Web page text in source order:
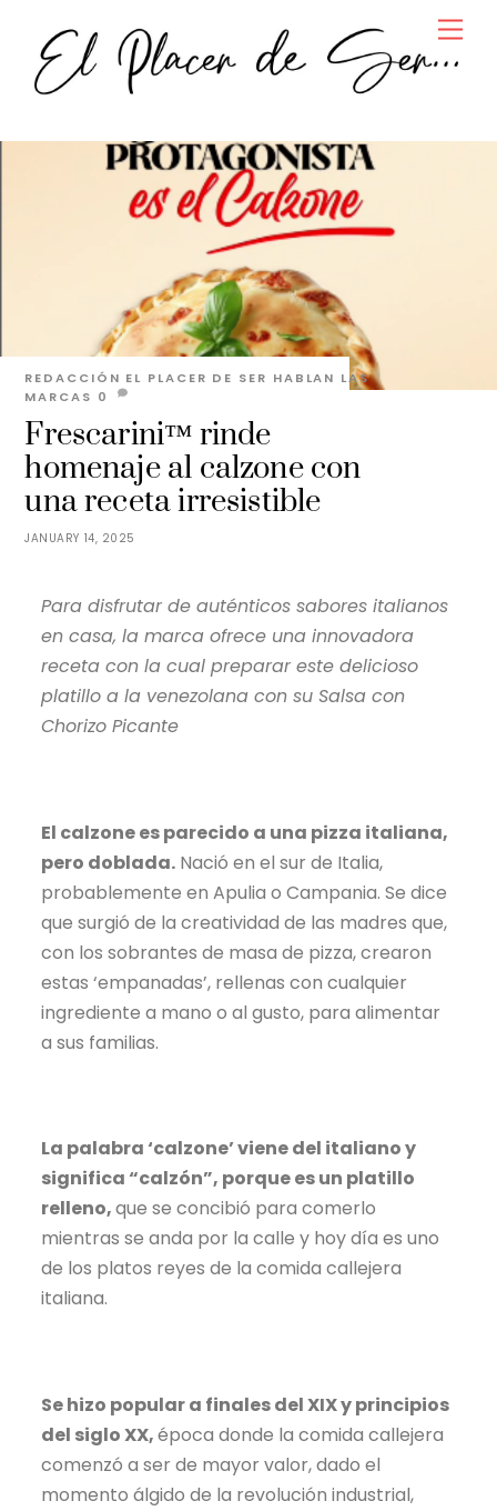
content
JANUARY 14, 2025
Frescarini™ rinde
homenaje al calzone con
una receta irresistible
REDACCIÓN EL PLACER DE SER HABLAN LAS
MARCAS 0
Para disfrutar de auténticos sabores italianos
en casa, la marca ofrece una innovadora
receta con la cual preparar este delicioso
platillo a la venezolana con su Salsa con
Chorizo Picante
El calzone es parecido a una pizza italiana,
pero doblada. Nació en el sur de Italia,
probablemente en Apulia o Campania. Se dice
que surgió de la creatividad de las madres que,
con los sobrantes de masa de pizza, crearon
estas ‘empanadas’, rellenas con cualquier
ingrediente a mano o al gusto, para alimentar
a sus familias.
La palabra ‘calzone’ viene del italiano y
significa “calzón”, porque es un platillo
relleno,que se concibió para comerlo
mientras se anda por la calle y hoy día es uno
de los platos reyes de la comida callejera
italiana.
Se hizo popular a finales del XIX y principios
del siglo XX,época donde la comida callejera
comenzó a ser de mayor valor, dado el
momento álgido de la revolución industrial,